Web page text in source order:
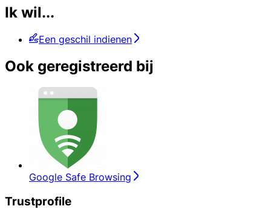
Ik wil...
Een geschil indienen
Ook geregistreerd bij
Google Safe Browsing
Trustprofile